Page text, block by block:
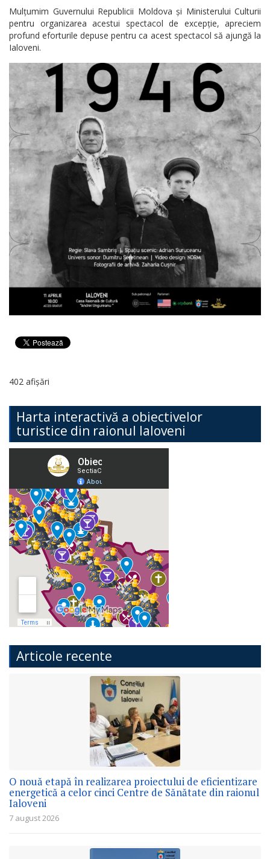
Mulțumim Guvernului Republicii Moldova și Ministerului Culturii
pentru organizarea acestui spectacol de excepție, apreciem
profund eforturile depuse pentru ca acest spectacol să ajungă la
Ialoveni.
402 afișări
Harta interactivă a obiectivelor
turistice din raionul Ialoveni
Articole recente
O nouă etapă în realizarea proiectului de eficientizare
energetică a celor cinci Centre de Sănătate din raionul
Ialoveni
7 august 2026